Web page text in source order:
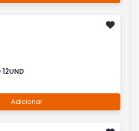
12UND
Adicionar